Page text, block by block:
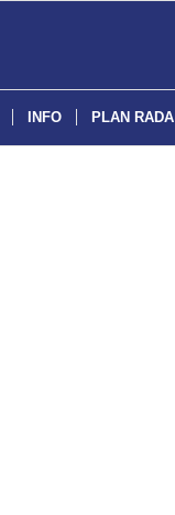
INFO PLAN RADA